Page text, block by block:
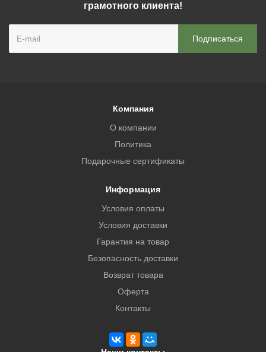
грамотного клиента!
Компания
О компании
Политика
Подарочные сертификаты
Информация
Условия оплаты
Условия доставки
Гарантия на товар
Безопасность доставки
Возврат товара
Оферта
Контакты